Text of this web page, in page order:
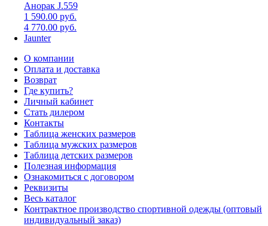
Анорак J.559
1 590.00 руб.
4 770.00 руб.
Jaunter
О компании
Оплата и доставка
Возврат
Где купить?
Личный кабинет
Стать дилером
Контакты
Таблица женских размеров
Таблица мужских размеров
Таблица детских размеров
Полезная информация
Ознакомиться с договором
Реквизиты
Весь каталог
Контрактное производство спортивной одежды (оптовый
индивидуальный заказ)